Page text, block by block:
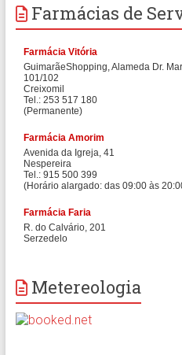
Farmácias de
Metereologia